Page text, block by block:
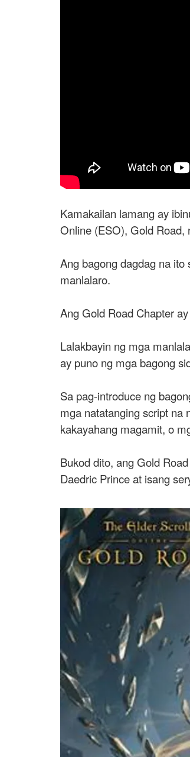
Kamakailan lamang ay
Online (ESO), Gold Road,
Ang bagong dagdag na
manlalaro.
Ang Gold Road Chapter
Lalakbayin ng mga
ay puno ng mga bagong
Sa pag-introduce ng
mga natatanging script na
kakayahang magamit, o
Bukod dito, ang Gold
Daedric Prince at isang